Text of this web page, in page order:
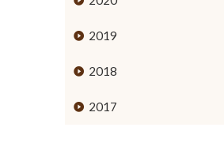
2019
2018
2017